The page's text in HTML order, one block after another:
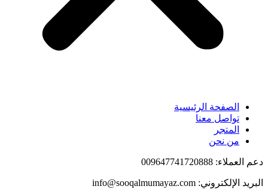
الصفحة الرئيسية
تواصل معنا
المتجر
من نحن
دعم العملاء: 009647741720888
البريد الإلكتروني: info@sooqalmumayaz.com